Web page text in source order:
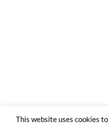
This website uses cookies